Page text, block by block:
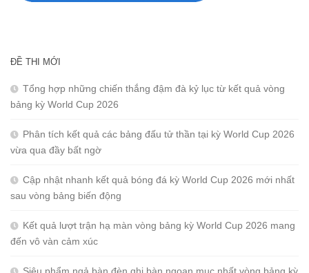
ĐỀ THI MỚI
Tổng hợp những chiến thắng đậm đà kỷ lục từ kết quả vòng
bảng kỳ World Cup 2026
Phân tích kết quả các bảng đấu tử thần tại kỳ World Cup 2026
vừa qua đầy bất ngờ
Cập nhật nhanh kết quả bóng đá kỳ World Cup 2026 mới nhất
sau vòng bảng biến động
Kết quả lượt trận hạ màn vòng bảng kỳ World Cup 2026 mang
đến vô vàn cảm xúc
Siêu phẩm ngả bàn đèn ghi bàn ngoạn mục nhất vòng bảng kỳ